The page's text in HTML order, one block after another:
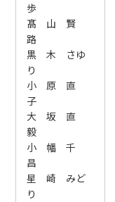
歩
髙 山 賢
路
黒 木 さゆ
り
小 原 直
子
大 坂 直
毅
小 幡 千
昌
星 崎 みど
り